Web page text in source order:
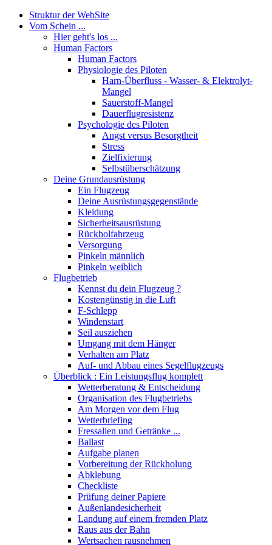
Struktur der WebSite
Vom Schein ...
Hier geht's los ...
Human Factors
Human Factors
Physiologie des Piloten
Harn-Überfluss - Wasser- & Elektrolyt-
Mangel
Sauerstoff-Mangel
Dauerflugresistenz
Psychologie des Piloten
Angst versus Besorgtheit
Stress
Zielfixierung
Selbstüberschätzung
Deine Grundausrüstung
Ein Flugzeug
Deine Ausrüstungsgegenstände
Kleidung
Sicherheitsausrüstung
Rückholfahrzeug
Versorgung
Pinkeln männlich
Pinkeln weiblich
Flugbetrieb
Kennst du dein Flugzeug ?
Kostengünstig in die Luft
F-Schlepp
Windenstart
Seil ausziehen
Umgang mit dem Hänger
Verhalten am Platz
Auf- und Abbau eines Segelflugzeugs
Überblick : Ein Leistungsflug komplett
Wetterberatung & Entscheidung
Organisation des Flugbetriebs
Am Morgen vor dem Flug
Wetterbriefing
Fressalien und Getränke ...
Ballast
Aufgabe planen
Vorbereitung der Rückholung
Abklebung
Checkliste
Prüfung deiner Papiere
Außenlandesicherheit
Landung auf einem fremden Platz
Raus aus der Bahn
Wertsachen rausnehmen